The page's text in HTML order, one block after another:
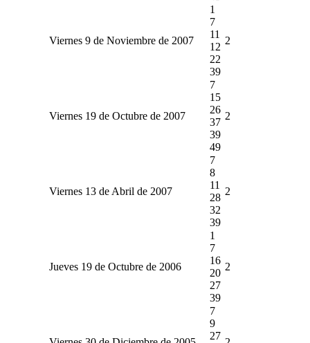
Viernes 9 de Noviembre de 2007
1
7
11
12
22
39
2
Viernes 19 de Octubre de 2007
7
15
26
37
39
49
2
Viernes 13 de Abril de 2007
7
8
11
28
32
39
2
Jueves 19 de Octubre de 2006
1
7
16
20
27
39
2
7
9
27